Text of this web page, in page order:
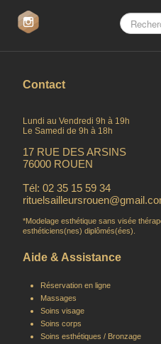
Contact
Lundi au Vendredi 9h à 19h
Le Samedi de 9h à 18h
17 RUE DES ARSINS
76000 ROUEN
Tél: 02 35 15 59 34
*Modelage esthétique sans visée
esthéticiens(nes) diplômés(ées).
Aide & Assistance
Réservation en ligne
Massages
Soins visage
Soins corps
Soins esthétiques / Bronzage